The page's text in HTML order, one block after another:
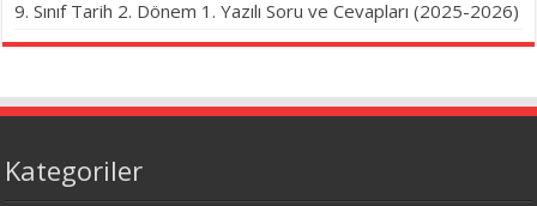
9. Sınıf Tarih 2. Dönem 1. Yazılı Soru ve Cevapları (2025-2026)
Kategoriler